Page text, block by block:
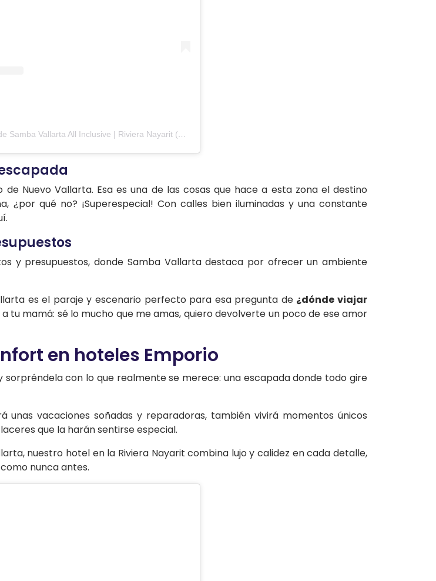
Una publicación compartida de Samba Vallarta All Inclusive | Riviera Nayarit (@sambavallarta)
Nuevo Vallarta. Esa es una de las cosas que hace a esta zona el destino
qué no? ¡Superespecial! Con calles bien iluminadas y una constante
y presupuestos, donde Samba Vallarta destaca por ofrecer un ambiente
es el paraje y escenario perfecto para esa pregunta de ¿dónde viajar
tu mamá: sé lo mucho que me amas, quiero devolverte un poco de ese amor
en hoteles Emporio
con lo que realmente se merece: una escapada donde todo gire
unas vacaciones soñadas y reparadoras, también vivirá momentos únicos
que la harán sentirse especial.
nuestro hotel en la Riviera Nayarit combina lujo y calidez en cada detalle,
nunca antes.